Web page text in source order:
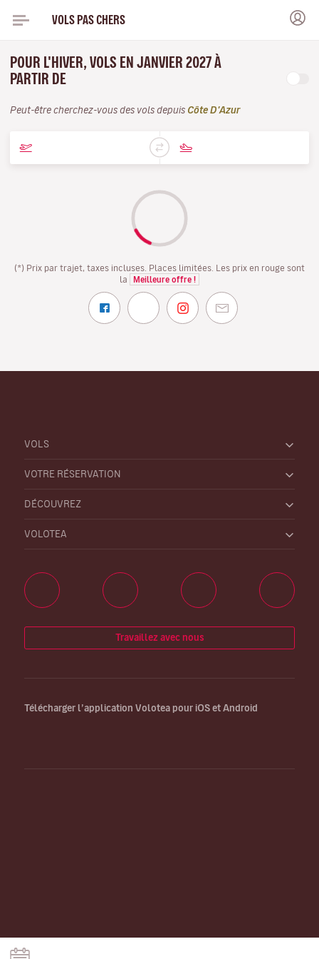
VOLS PAS CHERS
POUR L'HIVER, VOLS EN JANVIER 2027 À
PARTIR DE
Peut-être cherchez-vous des vols depuis Côte D'Azur
(*) Prix par trajet, taxes incluses. Places limitées. Les prix en rouge sont
la
Meilleure offre !
VOLS
VOTRE RÉSERVATION
DÉCOUVREZ
VOLOTEA
Travaillez avec nous
Télécharger l’application Volotea pour iOS et Android